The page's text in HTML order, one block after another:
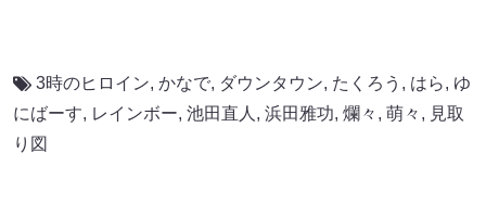
3時のヒロイン, かなで, ダウンタウン, たくろう , はら, ゆ
にばーす, レインボー, 池田直人, 浜田雅功, 爛々 , 萌々 , 見取
り図